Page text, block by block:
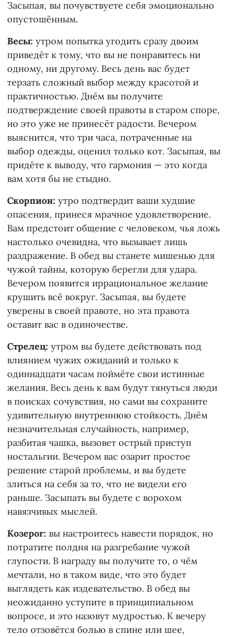
Засыпая, вы почувствуете себя эмоционально
опустошённым.
Весы: утром попытка угодить сразу двоим
приведёт к тому, что вы не понравитесь ни
одному, ни другому. Весь день вас будет
терзать сложный выбор между красотой и
практичностью. Днём вы получите
подтверждение своей правоты в старом споре,
но это уже не принесёт радости. Вечером
выяснится, что три часа, потраченные на
выбор одежды, оценил только кот. Засыпая, вы
придёте к выводу, что гармония — это когда
вам хотя бы не стыдно.
Скорпион: утро подтвердит ваши худшие
опасения, принеся мрачное удовлетворение.
Вам предстоит общение с человеком, чья ложь
настолько очевидна, что вызывает лишь
раздражение. В обед вы станете мишенью для
чужой тайны, которую берегли для удара.
Вечером появится иррациональное желание
крушить всё вокруг. Засыпая, вы будете
уверены в своей правоте, но эта правота
оставит вас в одиночестве.
Стрелец: утром вы будете действовать под
влиянием чужих ожиданий и только к
одиннадцати часам поймёте свои истинные
желания. Весь день к вам будут тянуться люди
в поисках сочувствия, но сами вы сохраните
удивительную внутреннюю стойкость. Днём
незначительная случайность, например,
разбитая чашка, вызовет острый приступ
ностальгии. Вечером вас озарит простое
решение старой проблемы, и вы будете
злиться на себя за то, что не видели его
раньше. Засыпать вы будете с ворохом
навязчивых мыслей.
Козерог: вы настроитесь навести порядок, но
потратите полдня на разгребание чужой
глупости. В награду вы получите то, о чём
мечтали, но в таком виде, что это будет
выглядеть как издевательство. В обед вы
неожиданно уступите в принципиальном
вопросе, и это назовут мудростью. К вечеру
тело отзовётся болью в спине или шее,